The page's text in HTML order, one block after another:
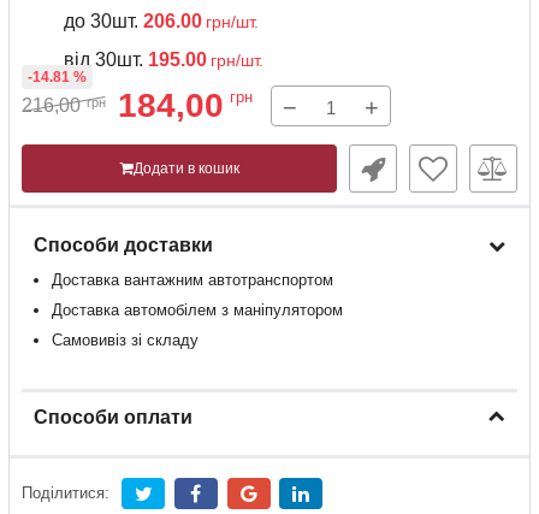
до 30шт. 206.00 грн/шт.
від 30шт. 195.00 грн/шт.
216,00 грн 184,00 грн
-14.81 %
− +
Додати в кошик
Способи доставки
Доставка вантажним автотранспортом
Доставка автомобілем з маніпулятором
Самовивіз зі складу
Способи оплати
Поділитися: